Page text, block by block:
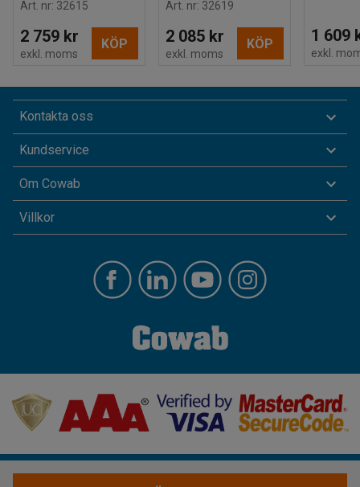
Art. nr: 32615
2 759 kr
exkl. moms
KÖP
Art. nr: 32619
2 085 kr
exkl. moms
KÖP 1 609
exkl.
Kontakta oss
Kundservice
Om Cowab
Villkor